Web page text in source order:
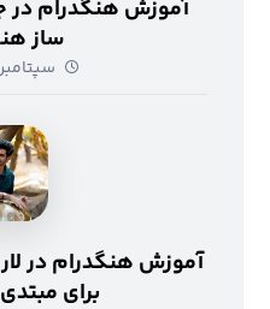
آموزش هنگدرام
ساز
سپتامبر ۲۰, ۲۰۲۵
آموزش هنگدرام در
برای